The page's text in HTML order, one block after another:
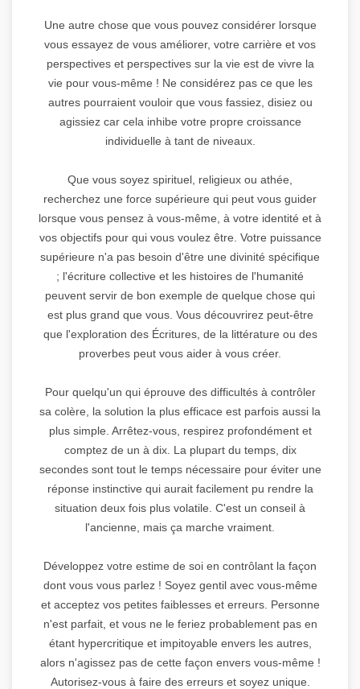
Une autre chose que vous pouvez considérer lorsque
vous essayez de vous améliorer, votre carrière et vos
perspectives et perspectives sur la vie est de vivre la
vie pour vous-même ! Ne considérez pas ce que les
autres pourraient vouloir que vous fassiez, disiez ou
agissiez car cela inhibe votre propre croissance
individuelle à tant de niveaux.
Que vous soyez spirituel, religieux ou athée,
recherchez une force supérieure qui peut vous guider
lorsque vous pensez à vous-même, à votre identité et à
vos objectifs pour qui vous voulez être. Votre puissance
supérieure n'a pas besoin d'être une divinité spécifique
; l'écriture collective et les histoires de l'humanité
peuvent servir de bon exemple de quelque chose qui
est plus grand que vous. Vous découvrirez peut-être
que l'exploration des Écritures, de la littérature ou des
proverbes peut vous aider à vous créer.
Pour quelqu'un qui éprouve des difficultés à contrôler
sa colère, la solution la plus efficace est parfois aussi la
plus simple. Arrêtez-vous, respirez profondément et
comptez de un à dix. La plupart du temps, dix
secondes sont tout le temps nécessaire pour éviter une
réponse instinctive qui aurait facilement pu rendre la
situation deux fois plus volatile. C'est un conseil à
l'ancienne, mais ça marche vraiment.
Développez votre estime de soi en contrôlant la façon
dont vous vous parlez ! Soyez gentil avec vous-même
et acceptez vos petites faiblesses et erreurs. Personne
n'est parfait, et vous ne le feriez probablement pas en
étant hypercritique et impitoyable envers les autres,
alors n'agissez pas de cette façon envers vous-même !
Autorisez-vous à faire des erreurs et soyez unique.